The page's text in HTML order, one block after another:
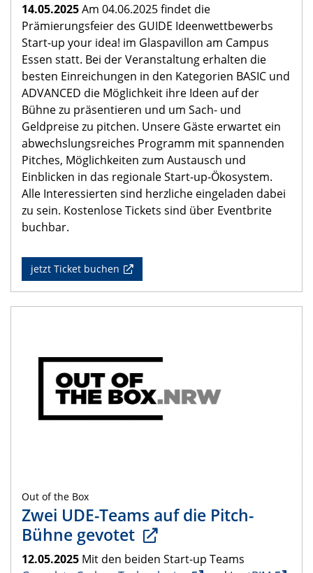
14.05.2025Am 04.06.2025 findet die
Prämierungsfeier des GUIDE Ideenwettbewerbs
Start-up your idea! im Glaspavillon am Campus
Essen statt. Bei der Veranstaltung erhalten die
besten Einreichungen in den Kategorien BASIC und
ADVANCED die Möglichkeit ihre Ideen auf der
Bühne zu präsentieren und um Sach- und
Geldpreise zu pitchen. Unsere Gäste erwartet ein
abwechslungsreiches Programm mit spannenden
Pitches, Möglichkeiten zum Austausch und
Einblicken in das regionale Start-up-Ökosystem.
Alle Interessierten sind herzliche eingeladen dabei
zu sein. Kostenlose Tickets sind über Eventbrite
buchbar.
jetzt Ticket buchen
Out of the Box
Zwei UDE-Teams auf die Pitch-
Bühne gevotet
12.05.2025 Mit den beiden Start-up Teams